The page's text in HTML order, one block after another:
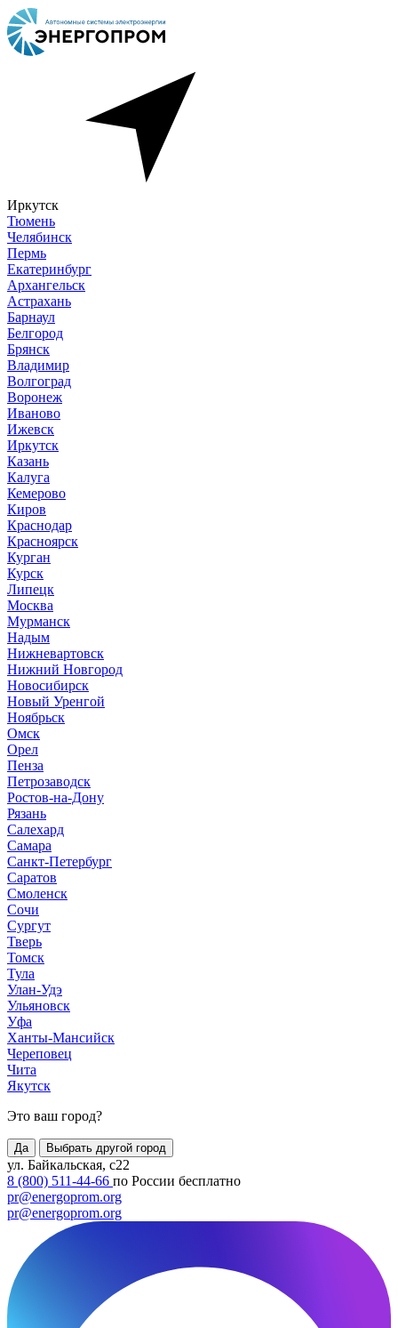
Иркутск
Тюмень
Челябинск
Пермь
Екатеринбург
Архангельск
Астрахань
Барнаул
Белгород
Брянск
Владимир
Волгоград
Воронеж
Иваново
Ижевск
Иркутск
Казань
Калуга
Кемерово
Киров
Краснодар
Красноярск
Курган
Курск
Липецк
Москва
Мурманск
Надым
Нижневартовск
Нижний Новгород
Новосибирск
Новый Уренгой
Ноябрьск
Омск
Орел
Пенза
Петрозаводск
Ростов-на-Дону
Рязань
Салехард
Самара
Санкт-Петербург
Саратов
Смоленск
Сочи
Сургут
Тверь
Томск
Тула
Улан-Удэ
Ульяновск
Уфа
Ханты-Мансийск
Череповец
Чита
Якутск
Это ваш город?
Да Выбрать другой город
ул. Байкальская, с22
8 (800) 511-44-66 по России бесплатно
pr@energoprom.org
pr@energoprom.org